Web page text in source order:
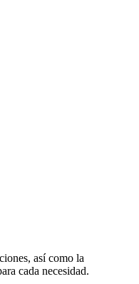
así como la
cada necesidad.